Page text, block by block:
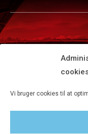
Vi bruger cookies til at
Tlf 8680 4477 ·